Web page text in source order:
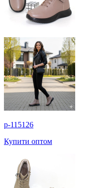
p-115126
Купити оптом